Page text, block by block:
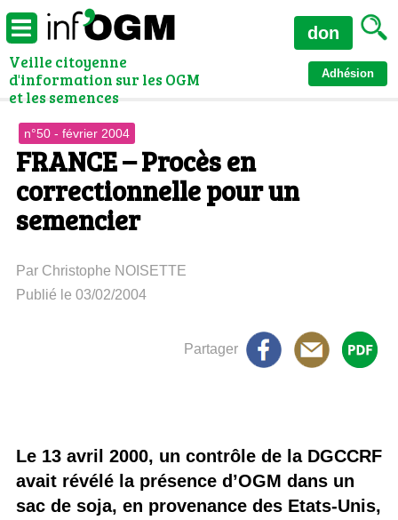
Veille citoyenne
d'information sur les OGM
et les semences
Adhésion
don
n°50 - février 2004
FRANCE – Procès en
correctionnelle pour un
semencier
Par Christophe NOISETTE
Publié le 03/02/2004
Partager
Le 13 avril 2000, un contrôle de la DGCCRF
avait révélé la présence d’OGM dans un
sac de soja, en provenance des Etats-Unis,